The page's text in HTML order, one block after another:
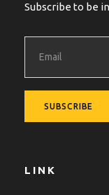
Subscribe to be
LINK